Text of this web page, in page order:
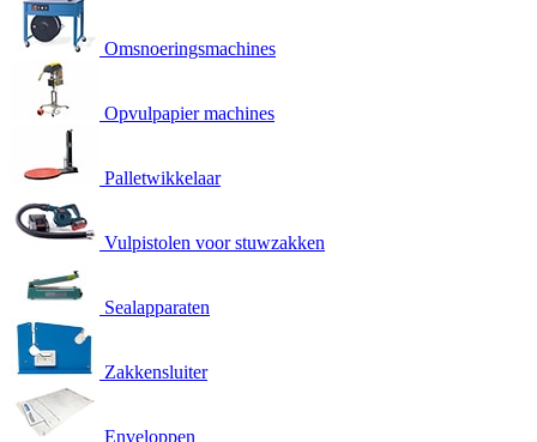
Omsnoeringsmachines
Opvulpapier machines
Palletwikkelaar
Vulpistolen voor stuwzakken
Sealapparaten
Zakkensluiter
Enveloppen